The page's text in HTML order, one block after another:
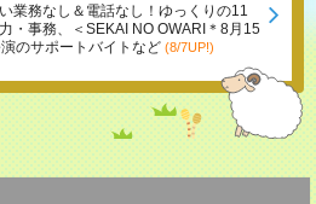
業務なし＆電話なし！ゆっくりの11
・事務、＜SEKAI NO OWARI＊8月15
のサポートバイトなど (8/7UP!)